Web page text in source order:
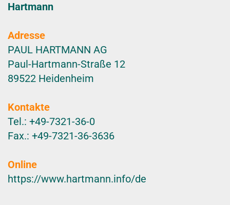
Hartmann
Adresse
PAUL HARTMANN AG
Paul-Hartmann-Straße 12
89522 Heidenheim
Kontakte
Tel.: +49-7321-36-0
Fax.: +49-7321-36-3636
Online
https://www.hartmann.info/de